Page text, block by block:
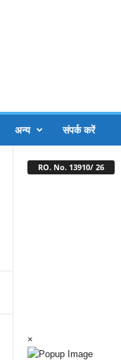
अन्य संपर्क करें
RO. No. 13910/ 26
×